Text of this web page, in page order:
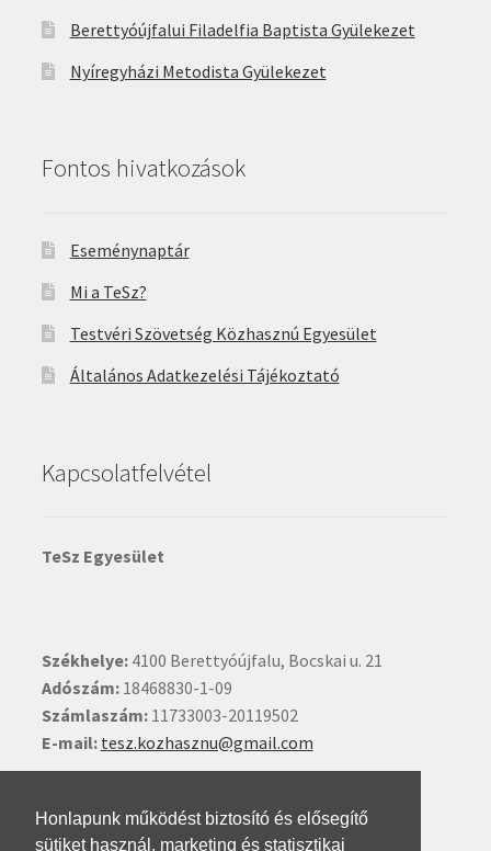
Honlapunk működést biztosító és elősegítő
sütiket használ, marketing és statisztikai
Berettyóújfalui Filadelfia Baptista Gyülekezet
Nyíregyházi Metodista Gyülekezet
Fontos hivatkozások
Eseménynaptár
Mi a TeSz?
Testvéri Szövetség Közhasznú Egyesület
Általános Adatkezelési Tájékoztató
Kapcsolatfelvétel
TeSz Egyesület
Székhelye:4100 Berettyóújfalu, Bocskai u. 21
Adószám:18468830-1-09
Számlaszám:11733003-20119502
E-mail: tesz.kozhasznu@gmail.com